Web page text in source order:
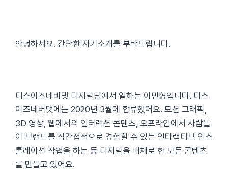
안녕하세요. 간단한 자기소개를 부탁드립니다.
디스이즈네버댓 디지털팀에서 일하는 이민형입니다. 디스
이즈네버댓에는 2020년 3월에 합류했어요. 모션 그래픽,
3D 영상, 웹에서의 인터랙션 콘텐츠, 오프라인에서 사람들
이 브랜드를 직간접적으로 경험할 수 있는 인터랙티브 인스
톨레이션 작업을 하는 등 디지털을 매체로 한 모든 콘텐츠
를 만들고 있어요.